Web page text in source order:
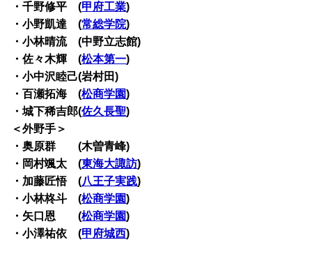
・千野修平 (甲府工業)
・小野凱達 (常総学院)
・小林晴流 (中野立志館)
・佐々木輝 (松本第一)
・小中沢睦己(岩村田)
・百瀬拓海 (松商学園)
・城下稀吉郎(佐久長聖)
＜外野手＞
・奥原群 (木曽青峰)
・岡村颯太 (東海大諏訪)
・加藤匠悟 (八王子実践)
・小林柊斗 (松商学園)
・矢口恩 (松商学園)
・小澤祐依 (甲府城西)